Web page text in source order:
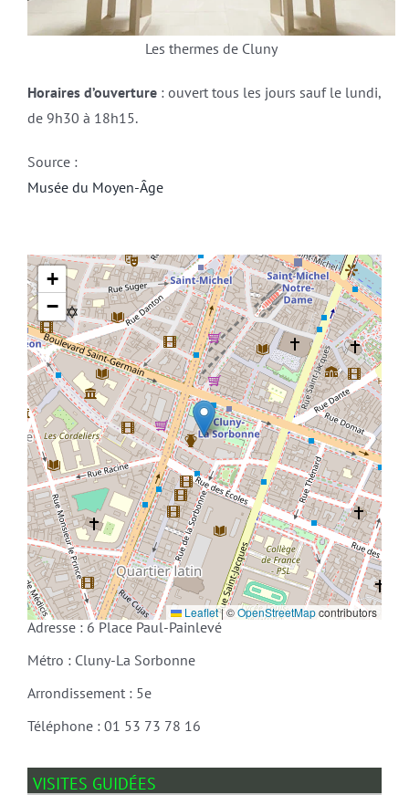
Les thermes de Cluny
Horaires d’ouverture: ouvert tous les jours sauf le lundi,
de 9h30 à 18h15.
Source :
Musée du Moyen-Âge
+
−
Leaflet|©OpenStreetMapcontributors
Adresse : 6 Place Paul-Painlevé
Métro : Cluny-La Sorbonne
Arrondissement : 5e
Téléphone : 01 53 73 78 16
VISITES GUIDÉES